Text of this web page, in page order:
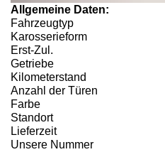
Allgemeine Daten:
Fahrzeugtyp
Karosserieform
Erst-Zul.
Getriebe
Kilometerstand
Anzahl der Türen
Farbe
Standort
Lieferzeit
Unsere Nummer